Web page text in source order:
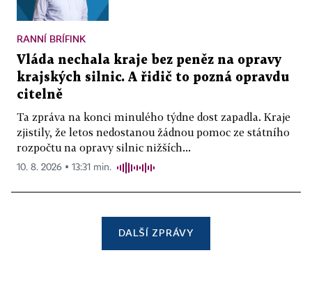
RANNÍ BRÍFINK
Vláda nechala kraje bez peněz na opravy
krajských silnic. A řidič to pozná opravdu
citelně
Ta zpráva na konci minulého týdne dost zapadla. Kraje
zjistily, že letos nedostanou žádnou pomoc ze státního
rozpočtu na opravy silnic nižších...
10. 8. 2026 ▪ 13:31 min.
DALŠÍ ZPRÁVY